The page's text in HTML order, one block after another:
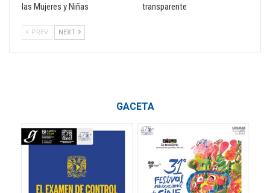
las Mujeres y Niñas
transparente
PREV NEXT
GACETA